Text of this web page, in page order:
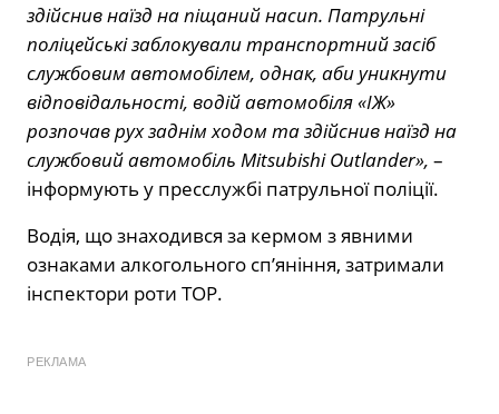
здійснив наїзд на піщаний насип. Патрульні
поліцейські заблокували транспортний засіб
службовим автомобілем, однак, аби уникнути
відповідальності, водій автомобіля «ІЖ»
розпочав рух заднім ходом та здійснив наїзд на
службовий автомобіль Mitsubishi Outlander», –
інформують у пресслужбі патрульної поліції.
Водія, що знаходився за кермом з явними
ознаками алкогольного сп’яніння, затримали
інспектори роти ТОР.
РЕКЛАМА